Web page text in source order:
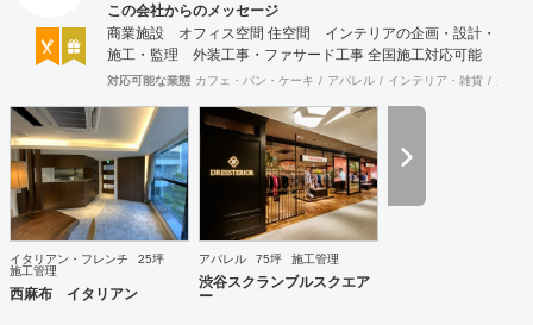
この会社からのメッセージ
商業施設 オフィス空間 住空間 インテリアの企画・設計・
施工・監理 外装工事・ファサード工事 全国施工対応可能
対応可能な業態 カフェ・パン・ケーキ アパレル インテリア・雑貨
イタリアン・フレンチ
25坪
施工管理
西麻布 イタリアン
アパレル 75坪 施工管理
渋谷スクランブルスクエア
ー